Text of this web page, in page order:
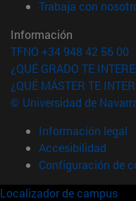
Trabaja con
Información
TFNO +34 948 42 56 00
¿QUÉ GRADO TE
¿QUÉ MÁSTER TE
© Universidad de
Información legal
Accesibilidad
Configuración de
Localizador de campus